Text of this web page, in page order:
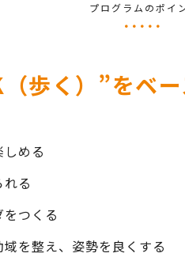
プログラムのポイ
歩く）”をベ
める
る
つくる
を整え、姿勢を良くする